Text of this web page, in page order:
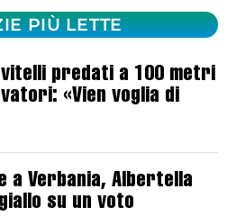
PIÙ LETTE
vitelli predati a 100 metri
«Vien voglia di
a Verbania, Albertella
su un voto